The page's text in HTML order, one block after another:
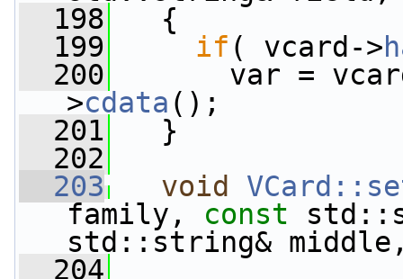
  198
{
  199
if ( vcard->
  200
var =
>cdata ();
  201
}
  202
  203
void
family, const
std::string&
  204